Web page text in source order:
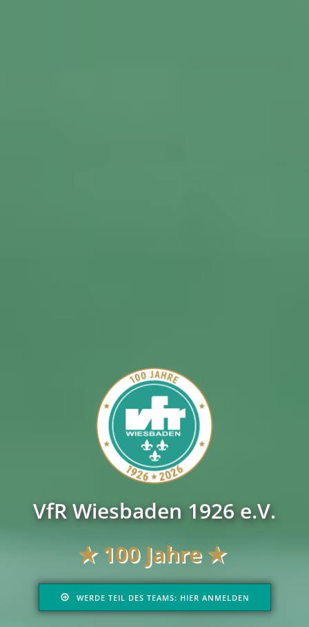
VfR Wiesbaden 1926 e.V.
★ 100 Jahre ★
WERDE TEIL DES TEAMS: HIER ANMELDEN